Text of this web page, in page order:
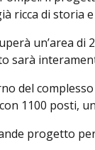
ricca di
un’area
sarà
del
1100 posti,
progetto